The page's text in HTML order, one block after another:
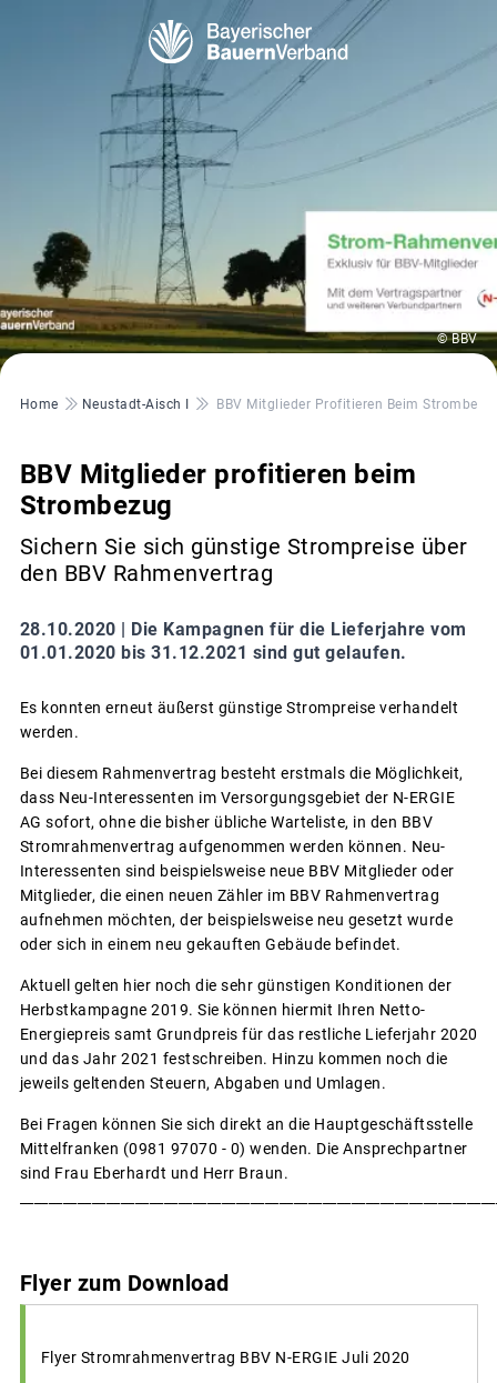
© BBV
Pfadnavigation
Home Neustadt-Aisch I BBV Mitglieder Profitieren Beim
BBV Mitglieder profitieren beim
Strombezug
Sichern Sie sich günstige Strompreise über
den BBV Rahmenvertrag
28.10.2020 | Die Kampagnen für die Lieferjahre vom
01.01.2020 bis 31.12.2021 sind gut gelaufen.
Es konnten erneut äußerst günstige Strompreise verhandelt
werden.
Bei diesem Rahmenvertrag besteht erstmals die Möglichkeit,
dass Neu-Interessenten im Versorgungsgebiet der N-ERGIE
AG sofort, ohne die bisher übliche Warteliste, in den BBV
Stromrahmenvertrag aufgenommen werden können. Neu-
Interessenten sind beispielsweise neue BBV Mitglieder oder
Mitglieder, die einen neuen Zähler im BBV Rahmenvertrag
aufnehmen möchten, der beispielsweise neu gesetzt wurde
oder sich in einem neu gekauften Gebäude befindet.
Aktuell gelten hier noch die sehr günstigen Konditionen der
Herbstkampagne 2019. Sie können hiermit Ihren Netto-
Energiepreis samt Grundpreis für das restliche Lieferjahr 2020
und das Jahr 2021 festschreiben. Hinzu kommen noch die
jeweils geltenden Steuern, Abgaben und Umlagen.
Bei Fragen können Sie sich direkt an die Hauptgeschäftsstelle
Mittelfranken (0981 97070 - 0) wenden. Die Ansprechpartner
sind Frau Eberhardt und Herr Braun.
Flyer zum Download
Flyer Stromrahmenvertrag BBV N-ERGIE Juli 2020